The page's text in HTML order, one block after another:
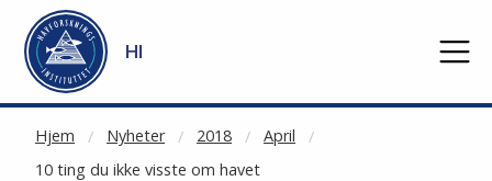
Gå til hovedinnhold
HI
Hjem Nyheter 2018
April
10 ting du ikke visste om havet
NOT CACHED